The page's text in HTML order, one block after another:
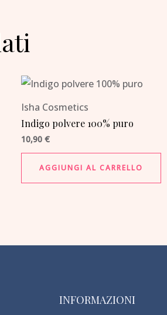
Isha Cosmetics
Indigo polvere 100% puro
10,90 €
AGGIUNGI AL CARRELLO
INFORMAZIONI